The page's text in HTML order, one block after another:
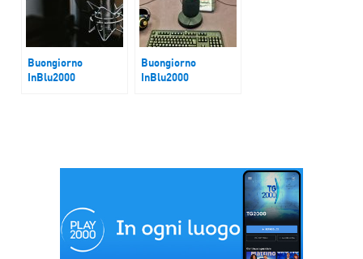
Buongiorno
InBlu2000
Buongiorno
InBlu2000